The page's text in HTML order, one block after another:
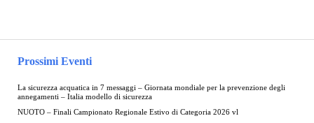
Prossimi Eventi
La sicurezza acquatica in 7 messaggi – Giornata mondiale per la prevenzione degli
annegamenti – Italia modello di sicurezza
NUOTO – Finali Campionato Regionale Estivo di Categoria 2026 vl